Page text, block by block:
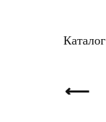
Каталог
⟵